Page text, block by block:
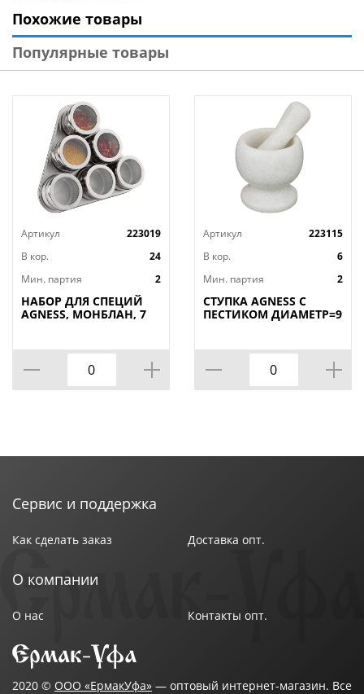
Похожие товары
Популярные товары
Артикул
223019
В кор.
24
Мин. партия
2
НАБОР ДЛЯ СПЕЦИЙ
AGNESS, МОНБЛАН, 7
20*22*5 СМ,
КОР=24НАБ.
Артикул
223115
В кор.
6
Мин. партия
2
СТУПКА AGNESS С
ПЕСТИКОМ ДИАМЕТР=9
Сервис и поддержка
Как сделать заказ Доставка опт.
О компании
О нас Контакты опт.
2020 © ООО «ЕрмакУфа» — оптовый интернет-магазин. Все